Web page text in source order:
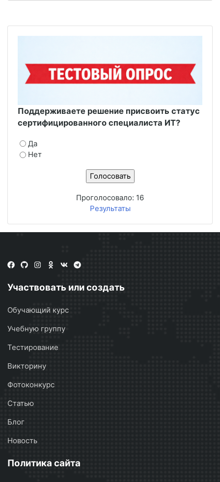
Поддерживаете решение присвоить статус
сертифицированного специалиста ИТ?
Да
Нет
Проголосовало: 16
Результаты
Участвовать или создать
Обучающий курс
Учебную группу
Тестирование
Викторину
Фотоконкурс
Статью
Блог
Новость
Политика сайта